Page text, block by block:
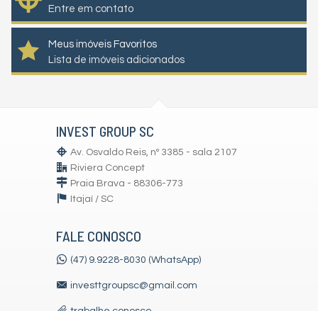
Entre em contato
Meus imóveis Favoritos
Lista de imóveis adicionados
INVEST GROUP SC
Av. Osvaldo Reis, nº 3385 - sala 2107
Riviera Concept
Praia Brava - 88306-773
Itajaí / SC
FALE CONOSCO
(47) 9.9228-8030 (WhatsApp)
investtgroupsc@gmail.com